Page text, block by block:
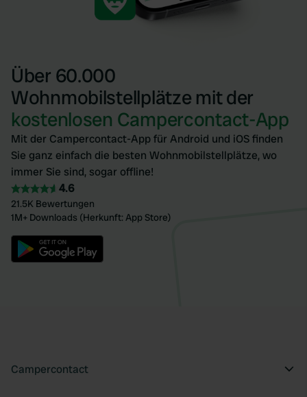
Über 60.000
Wohnmobilstellplätze mit der
kostenlosen Campercontact-App
Mit der Campercontact-App für Android und iOS finden
Sie ganz einfach die besten Wohnmobilstellplätze, wo
immer Sie sind, sogar offline!
4.6
21.5K Bewertungen
1M+ Downloads (Herkunft: App Store)
Campercontact